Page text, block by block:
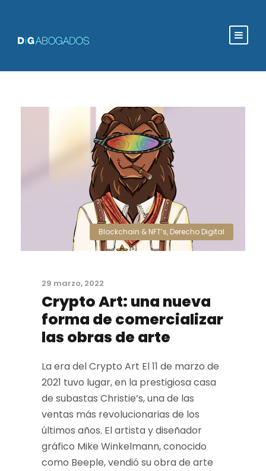
Blockchain & NFT’s, Derecho Digital
29 marzo, 2022
Crypto Art: una nueva
forma de comercializar
las obras de arte
La era del Crypto Art El 11 de marzo de
2021 tuvo lugar, en la prestigiosa casa
de subastas Christie’s, una de las
ventas más revolucionarias de los
últimos años. El artista y diseñador
gráfico Mike Winkelmann, conocido
como Beeple, vendió su obra de arte